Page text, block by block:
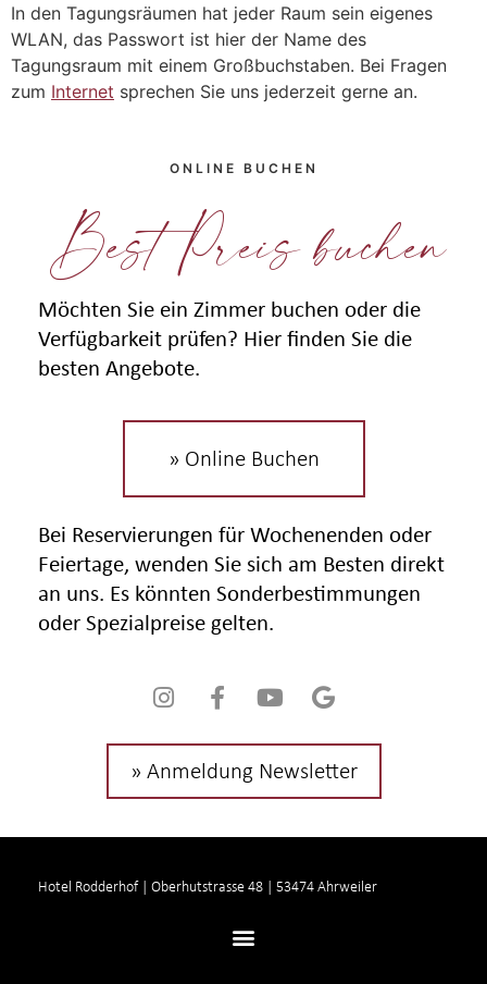
In den Tagungsräumen hat jeder Raum sein eigenes
WLAN, das Passwort ist hier der Name des
Tagungsraum mit einem Großbuchstaben. Bei Fragen
zum Internet sprechen Sie uns jederzeit gerne an.
ONLINE BUCHEN
Best Preis buchen
Möchten Sie ein Zimmer buchen oder die
Verfügbarkeit prüfen? Hier finden Sie die
besten Angebote.
» Online Buchen
Bei Reservierungen für Wochenenden oder
Feiertage, wenden Sie sich am Besten direkt
an uns. Es könnten Sonderbestimmungen
oder Spezialpreise gelten.
» Anmeldung Newsletter
Hotel Rodderhof | Oberhutstrasse 48 | 53474 Ahrweiler